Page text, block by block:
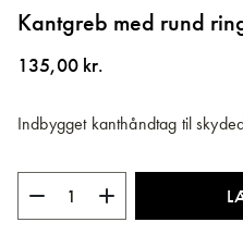
til
starten
billedgalleriet
Kantgreb med rund
135,00 kr.
Indbygget kanthåndtag til